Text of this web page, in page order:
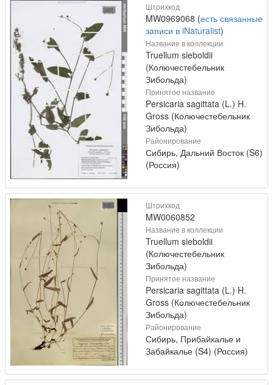
Штрихкод
MW0969068 (есть связанные
записи в iNaturalist)
Название в коллекции
Truellum sieboldii
(Колючестебельник
Зибольда)
Принятое название
Persicaria sagittata (L.) H.
Gross (Колючестебельник
Зибольда)
Районирование
Сибирь, Дальний Восток (S6)
(Россия)
Штрихкод
MW0060852
Название в коллекции
Truellum sieboldii
(Колючестебельник
Зибольда)
Принятое название
Persicaria sagittata (L.) H.
Gross (Колючестебельник
Зибольда)
Районирование
Сибирь, Прибайкалье и
Забайкалье (S4) (Россия)